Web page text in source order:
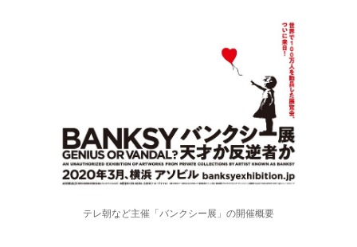
テレ朝など主催「バンクシー展」の開催概要